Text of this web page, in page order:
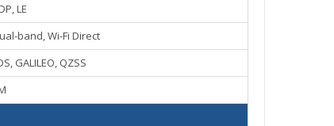
LE
band, Wi-Fi Direct
GALILEO, QZSS